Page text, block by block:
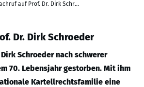
Nachruf auf Prof. Dr. Dirk Schroeder
Dr. Dirk Schroeder
Schroeder nach schwerer
70. Lebensjahr gestorben. Mit ihm
Kartellrechtsfamilie eine